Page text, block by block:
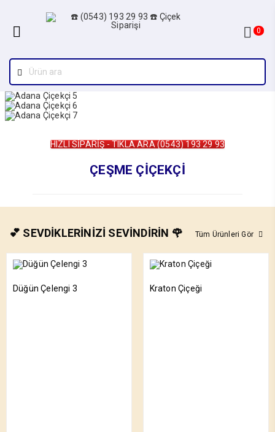
0
HIZLI SİPARİŞ - TIKLA ARA (0543) 193 29 93
ÇEŞME ÇİÇEKÇİ
💕 SEVDİKLERİNİZİ SEVİNDİRİN 🌹 Tüm Ürünleri Gör
Düğün Çelengi 3 Kraton Çiçeği